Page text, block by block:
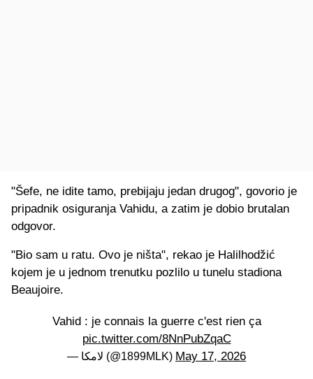
"Šefe, ne idite tamo, prebijaju jedan drugog", govorio je
pripadnik osiguranja Vahidu, a zatim je dobio brutalan
odgovor.
"Bio sam u ratu. Ovo je ništa", rekao je Halilhodžić
kojem je u jednom trenutku pozlilo u tunelu stadiona
Beaujoire.
Vahid : je connais la guerre c'est rien ça
pic.twitter.com/8NnPubZqaC
— لامكا (@1899MLK) May 17, 2026